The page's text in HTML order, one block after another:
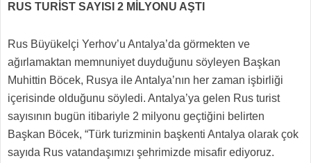
RUS TURİST SAYISI 2 MİLYONU AŞTI
Rus Büyükelçi Yerhov’u Antalya’da görmekten ve
ağırlamaktan memnuniyet duyduğunu söyleyen Başkan
Muhittin Böcek, Rusya ile Antalya’nın her zaman işbirliği
içerisinde olduğunu söyledi. Antalya’ya gelen Rus turist
sayısının bugün itibariyle 2 milyonu geçtiğini belirten
Başkan Böcek, “Türk turizminin başkenti Antalya olarak çok
sayıda Rus vatandaşımızı şehrimizde misafir ediyoruz.